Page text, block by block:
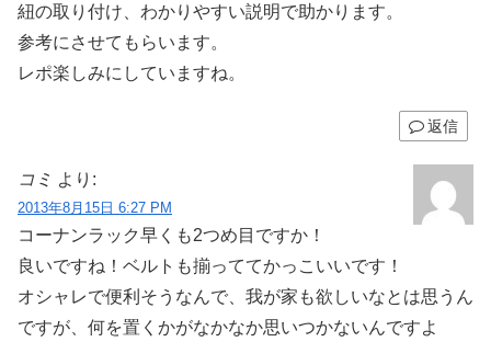
紐の取り付け、わかりやすい説明で助かります。
参考にさせてもらいます。
レポ楽しみにしていますね。
返信
コミ より:
2013年8月15日 6:27 PM
コーナンラック早くも2つめ目ですか！
良いですね！ベルトも揃っててかっこいいです！
オシャレで便利そうなんで、我が家も欲しいなとは思うん
ですが、何を置くかがなかなか思いつかないんですよ